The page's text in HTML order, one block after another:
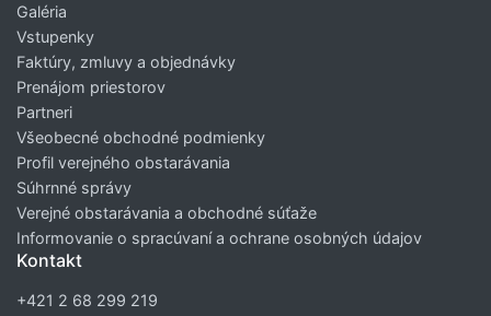
Galéria
Vstupenky
Faktúry, zmluvy a objednávky
Prenájom priestorov
Partneri
Všeobecné obchodné podmienky
Profil verejného obstarávania
Súhrnné správy
Verejné obstarávania a obchodné súťaže
Informovanie o spracúvaní a ochrane osobných údajov
Kontakt
+421 2 68 299 219